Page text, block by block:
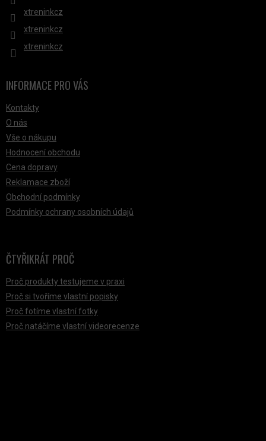
xtreninkcz
xtreninkcz
xtreninkcz
INFORMACE PRO VÁS
Kontakty
O nás
Vše o nákupu
Hodnocení obchodu
Cena dopravy
Reklamace zboží
Obchodní podmínky
Podmínky ochrany osobních údajů
ČTYŘIKRÁT PROČ
Proč produkty testujeme v praxi
Proč si tvoříme vlastní popisky
Proč fotíme vlastní fotky
Proč natáčíme vlastní videorecenze